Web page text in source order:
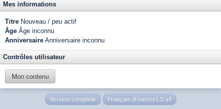
Mes informations
Titre Nouveau / peu actif
Âge Âge inconnu
Anniversaire Anniversaire inconnu
Contrôles utilisateur
Mon contenu
Version complète Français (France) LS v4